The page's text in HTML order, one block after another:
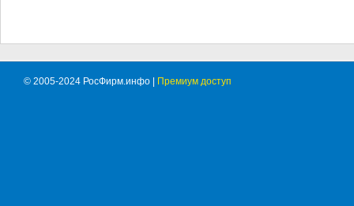
© 2005-2024 РосФирм.инфо | Премиум доступ